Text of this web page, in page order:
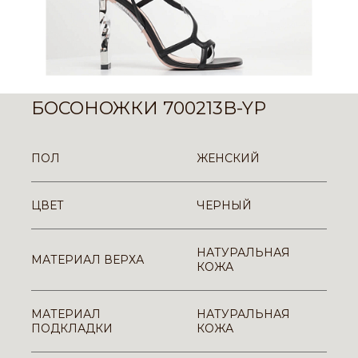
БОСОНОЖКИ 700213B-YP
ПОЛ ЖЕНСКИЙ
ЦВЕТ ЧЕРНЫЙ
МАТЕРИАЛ ВЕРХА
НАТУРАЛЬНАЯ
КОЖА
МАТЕРИАЛ
ПОДКЛАДКИ
НАТУРАЛЬНАЯ
КОЖА